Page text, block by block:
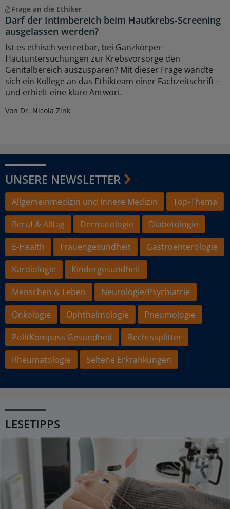
Frage an die Ethiker
Darf der Intimbereich beim Hautkrebs-Screening
ausgelassen werden?
Ist es ethisch vertretbar, bei Ganzkörper-
Hautuntersuchungen zur Krebsvorsorge den
Genitalbereich auszusparen? Mit dieser Frage wandte
sich ein Kollege an das Ethikteam einer Fachzeitschrift –
und erhielt eine klare Antwort.
Von Dr. Nicola Zink
UNSERE NEWSLETTER
Allgemeinmedizin und Innere Medizin
Top-Thema
Beruf & Alltag
Dermatologie
Diabetologie
E-Health
Frauengesundheit
Gastroenterologie
Kardiologie
Kindergesundheit
Menschen & Leben
Neurologie/Psychiatrie
Onkologie
Ophthalmologie
Pneumologie
PolitKompass Gesundheit
Rechtssplitter
Rheumatologie
Seltene Erkrankungen
LESETIPPS